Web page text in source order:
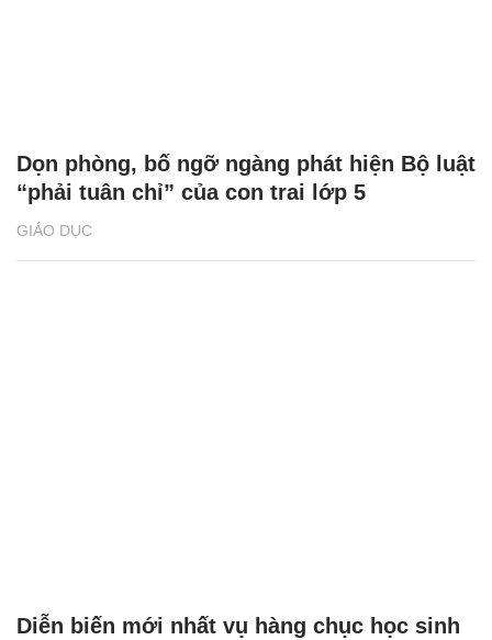
GIÁO DỤC
Dọn phòng, bố ngỡ ngàng phát hiện Bộ luật
“phải tuân chỉ” của con trai lớp 5
Diễn biến mới nhất vụ hàng chục học sinh